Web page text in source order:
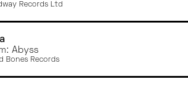
Records Ltd
Abyss
Bones Records